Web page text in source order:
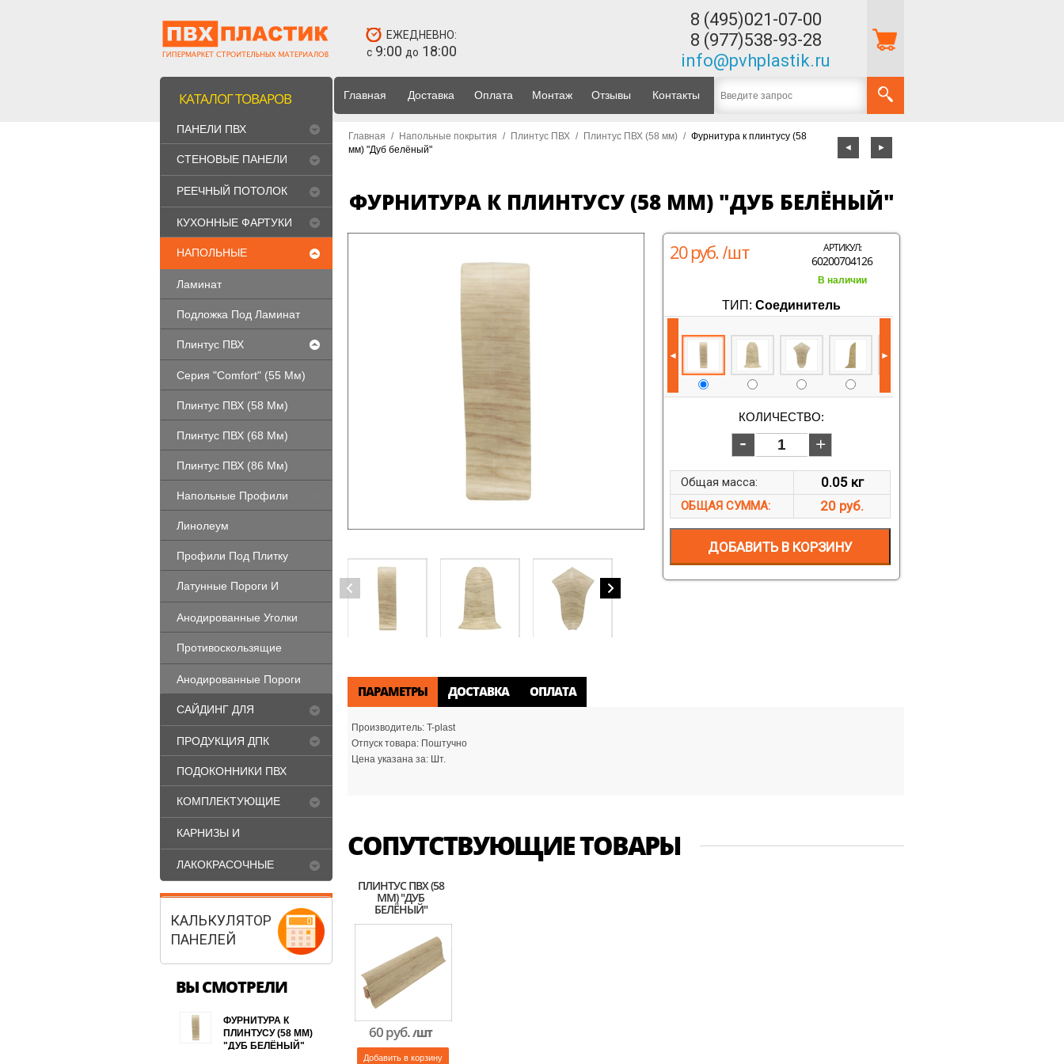
ЕЖЕДНЕВНО:
с9:00 до 18:00
8 (495)021-07-00
8 (977)538-93-28
info@pvhplastik.ru
Главная Доставка Оплата Монтаж Отзывы Контакты
Главная / Напольные покрытия / Плинтус ПВХ / Плинтус ПВХ (58 мм) / Фурнитура к плинтусу (58
мм) "Дуб белёный"
◄ ►
ФУРНИТУРА К ПЛИНТУСУ (58 ММ) "ДУБ БЕЛЁНЫЙ"
20 руб./шт АРТИКУЛ:
60200704126
В наличии
ТИП:Соединитель
◄ ►
КОЛИЧЕСТВО:
Общая масса: 0.05 кг
ОБЩАЯ СУММА: 20 руб.
ДОБАВИТЬ В КОРЗИНУ
ПАРАМЕТРЫ ДОСТАВКА ОПЛАТА
Производитель:T-plast
Отпуск товара:Поштучно
Цена указана за:Шт.
СОПУТСТВУЮЩИЕ ТОВАРЫ
ПЛИНТУС ПВХ (58
ММ) "ДУБ
БЕЛЁНЫЙ"
60 руб./ШТ
Добавить в корзину
КАТАЛОГ ТОВАРОВ
ПАНЕЛИ ПВХ
СТЕНОВЫЕ ПАНЕЛИ
МДФ
РЕЕЧНЫЙ ПОТОЛОК
"CESAL"
КУХОННЫЕ ФАРТУКИ
НАПОЛЬНЫЕ
ПОКРЫТИЯ
Ламинат
Подложка Под Ламинат
Плинтус ПВХ
Серия "Comfort" (55 Мм)
Плинтус ПВХ (58 Мм)
Плинтус ПВХ (68 Мм)
Плинтус ПВХ (86 Мм)
Напольные Профили
Линолеум
Профили Под Плитку
Латунные Пороги И
Профили
Анодированные Уголки
Противоскользящие
Профили
Анодированные Пороги
САЙДИНГ ДЛЯ
ФАСАДА
ПРОДУКЦИЯ ДПК
ПОДОКОННИКИ ПВХ
КОМПЛЕКТУЮЩИЕ
ДЛЯ ОКОН ПВХ
КАРНИЗЫ И
ПЛИНТУСА
ЛАКОКРАСОЧНЫЕ
МАТЕРИАЛЫ
КАЛЬКУЛЯТОР
ПАНЕЛЕЙ
ВЫ СМОТРЕЛИ
ФУРНИТУРА К
ПЛИНТУСУ (58 ММ)
"ДУБ БЕЛЁНЫЙ"